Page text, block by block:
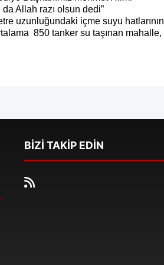
Allah razı olsun dedi”
uzunluğundaki içme suyu hatlarının
850 tanker su taşınan mahalle,
BİZİ TAKİP EDİN